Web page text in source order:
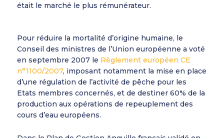
était le marché le plus rémunérateur.
Pour réduire la mortalité d’origine humaine, le
Conseil des ministres de l’Union européenne a voté
en septembre 2007 le Règlement européen CE
n°1100/2007, imposant notamment la mise en place
d’une régulation de l’activité de pêche pour les
Etats membres concernés, et de destiner 60% de la
production aux opérations de repeuplement des
cours d’eau européens.